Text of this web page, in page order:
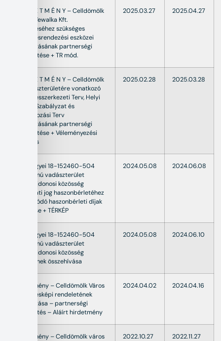
H I R D E T M É N Y – Celldömölk
város Wewalka Kft.
fejlesztéséhez szükséges
településrendezési eszközei
módosításának partnerségi
egyeztetése + TR mód.
2025.03.27 2025.04.27
H I R D E T M É N Y – Celldömölk
4 db részterületére vonatkozó
Településszerkezeti Terv, Helyi
Építési Szabályzat és
Szabályozási Terv
módosításának partnerségi
egyeztetése + Véleményezési
műleírás
2025.02.28 2025.03.28
Vas megyei 18-152460-504
kódszámú vadászterület
földtulajdonosi közösség
vadászati jog haszonbérletéhez
kapcsolódó haszonbérleti díjak
kifizetése + TÉRKÉP
2024.05.08 2024.06.08
Vas megyei 18-152460-504
kódszámú vadászterület
földtulajdonosi közösség
gyűlésének összehívása
2024.05.08 2024.06.10
Hirdetmény – Celldömölk Város
Településképi rendeletének
módosítása – partnerségi
egyeztetés – Aláírt hirdetmény
2024.04.02 2024.04.16
Hirdetmény – Celldömölk város
2022.10.27 2022.11.27